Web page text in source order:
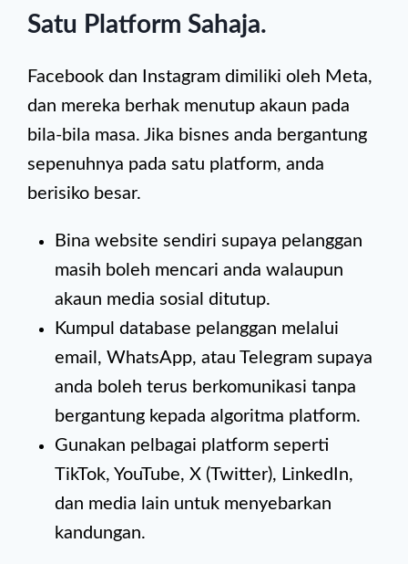
Satu Platform Sahaja.
Facebook dan Instagram dimiliki oleh Meta,
dan mereka berhak menutup akaun pada
bila-bila masa. Jika bisnes anda bergantung
sepenuhnya pada satu platform, anda
berisiko besar.
Bina website sendiri supaya pelanggan
masih boleh mencari anda walaupun
akaun media sosial ditutup.
Kumpul database pelanggan melalui
email, WhatsApp, atau Telegram supaya
anda boleh terus berkomunikasi tanpa
bergantung kepada algoritma platform.
Gunakan pelbagai platform seperti
TikTok, YouTube, X (Twitter), LinkedIn,
dan media lain untuk menyebarkan
kandungan.